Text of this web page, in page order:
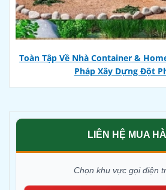
Toàn Tập Về Nhà Container &
Pháp Xây Dựng Đột
LIÊN HỆ MUA
Chọn khu vực gọi điện